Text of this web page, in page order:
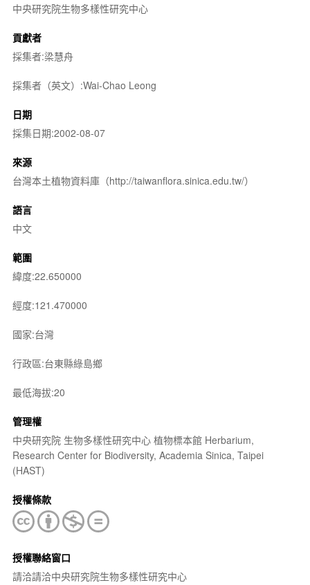
中央研究院生物多樣性研究中心
貢獻者
採集者:梁慧舟
採集者（英文）:Wai-Chao Leong
日期
採集日期:2002-08-07
來源
台灣本土植物資料庫（http://taiwanflora.sinica.edu.tw/）
語言
中文
範圍
緯度:22.650000
經度:121.470000
國家:台灣
行政區:台東縣綠島鄉
最低海拔:20
管理權
中央研究院 生物多樣性研究中心 植物標本館 Herbarium,
Research Center for Biodiversity, Academia Sinica, Taipei
(HAST)
授權條款
授權聯絡窗口
請洽請洽中央研究院生物多樣性研究中心